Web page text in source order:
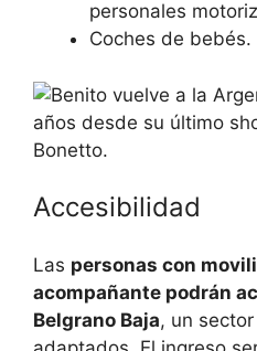
personales
Coches de bebés.
Accesibilidad
Las personas con
acompañante podrán
Belgrano Baja, un